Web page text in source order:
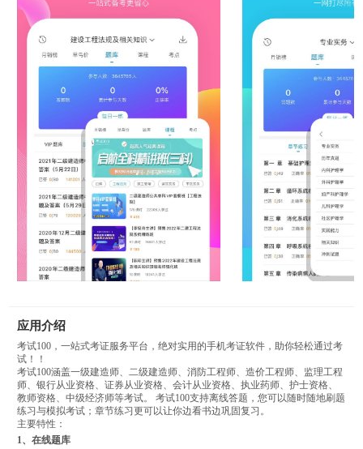
应用介绍
考试100，一站式考证服务平台，绝对实用的手机考证软件，助你轻松通过考
试！！
考试100涵盖一级建造师、二级建造师、消防工程师、造价工程师、监理工程
师、银行从业资格、证券从业资格、会计从业资格、执业药师、护士资格、
教师资格、中级经济师等考试。 考试100支持离线答题，您可以随时随地刷题
练习与模拟考试；章节练习更可以让你边看书边巩固复习。
主要特性：
1、在线题库